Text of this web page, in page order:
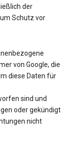
der
Schutz vor
von Google, die
diese Daten für
sind und
oder gekündigt
nicht